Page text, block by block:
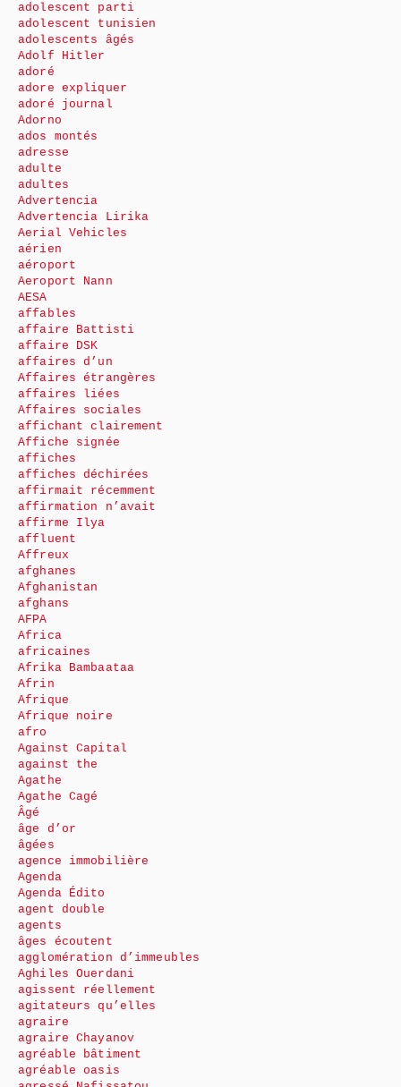
adolescent parti
adolescent tunisien
adolescents âgés
Adolf Hitler
adoré
adore expliquer
adoré journal
Adorno
ados montés
adresse
adulte
adultes
Advertencia
Advertencia Lirika
Aerial Vehicles
aérien
aéroport
Aeroport Nann
AESA
affables
affaire Battisti
affaire DSK
affaires d’un
Affaires étrangères
affaires liées
Affaires sociales
affichant clairement
Affiche signée
affiches
affiches déchirées
affirmait récemment
affirmation n’avait
affirme Ilya
affluent
Affreux
afghanes
Afghanistan
afghans
AFPA
Africa
africaines
Afrika Bambaataa
Afrin
Afrique
Afrique noire
afro
Against Capital
against the
Agathe
Agathe Cagé
Âgé
âge d’or
âgées
agence immobilière
Agenda
Agenda Édito
agent double
agents
âges écoutent
agglomération d’immeubles
Aghiles Ouerdani
agissent réellement
agitateurs qu’elles
agraire
agraire Chayanov
agréable bâtiment
agréable oasis